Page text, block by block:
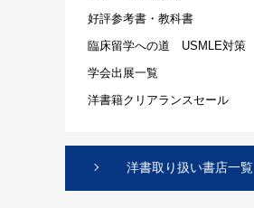
好評参考書・教科書
臨床留学への道 USMLE対策
学会出展一覧
洋書籍クリアランスセール
洋書取り扱い書店一覧